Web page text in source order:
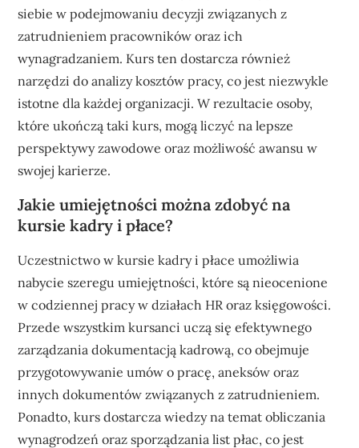
siebie w podejmowaniu decyzji związanych z
zatrudnieniem pracowników oraz ich
wynagradzaniem. Kurs ten dostarcza również
narzędzi do analizy kosztów pracy, co jest niezwykle
istotne dla każdej organizacji. W rezultacie osoby,
które ukończą taki kurs, mogą liczyć na lepsze
perspektywy zawodowe oraz możliwość awansu w
swojej karierze.
Jakie umiejętności można zdobyć na
kursie kadry i płace?
Uczestnictwo w kursie kadry i płace umożliwia
nabycie szeregu umiejętności, które są nieocenione
w codziennej pracy w działach HR oraz księgowości.
Przede wszystkim kursanci uczą się efektywnego
zarządzania dokumentacją kadrową, co obejmuje
przygotowywanie umów o pracę, aneksów oraz
innych dokumentów związanych z zatrudnieniem.
Ponadto, kurs dostarcza wiedzy na temat obliczania
wynagrodzeń oraz sporządzania list płac, co jest